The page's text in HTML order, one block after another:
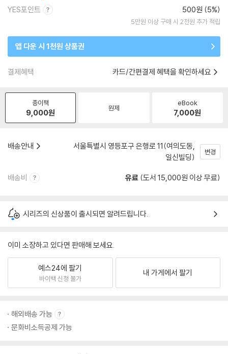
YES포인트 500원 (5%)
5만원 이상 구매 시 2천원 추가 적립
앱 다운 시 1천원 상품권
결제혜택 카드/간편결제 혜택을 확인하세요
종이책
9,000원 원제
eBook
7,000원
배송안내
서울특별시 영등포구 은행로 11(여의도동,
일신빌딩)
변경
배송비 유료 (도서 15,000원 이상 무료)
시리즈의 신상품이 출시되면 알려드립니다.
이미 소장하고 있다면 판매해 보세요.
예스24에 팔기
바이백 신청 불가
내 가게에서 팔기
해외배송 가능
문화비소득공제 가능